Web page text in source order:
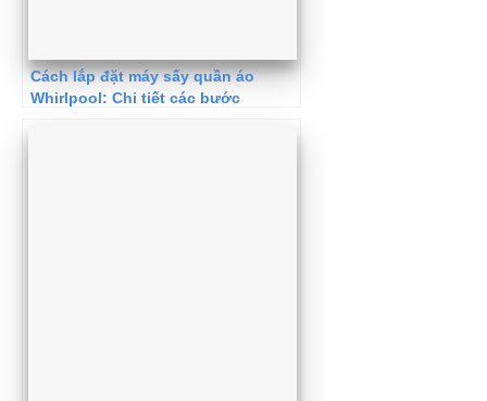
Cách lắp đặt máy sấy quần áo
Whirlpool: Chi tiết các bước